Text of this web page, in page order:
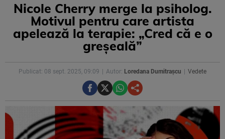
Nicole Cherry merge la psiholog.
Motivul pentru care artista
apelează la terapie: „Cred că e o
greșeală”
Publicat: 08 sept. 2025, 09:09 Autor: Loredana Dumitrașcu Vedete